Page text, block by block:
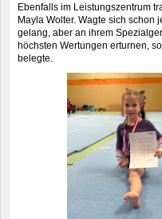
Ebenfalls im Leistungszentrum
Mayla Wolter. Wagte sich schon
gelang, aber an ihrem
höchsten Wertungen erturnen,
belegte.